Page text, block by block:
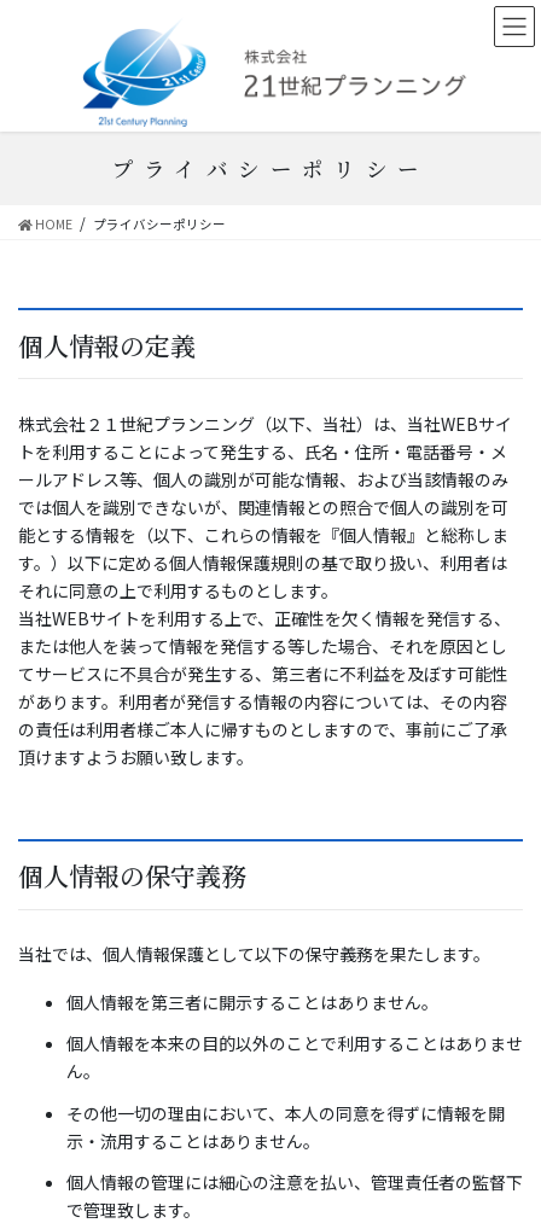
へ
ョ
プライバシーポリシー
HOME プライバシーポリシー
個人情報の定義
株式会社２１世紀プランニング（以下、当社）は、当社WEBサイ
トを利用することによって発生する、氏名・住所・電話番号・メ
ールアドレス等、個人の識別が可能な情報、および当該情報のみ
では個人を識別できないが、関連情報との照合で個人の識別を可
能とする情報を（以下、これらの情報を『個人情報』と総称しま
す。）以下に定める個人情報保護規則の基で取り扱い、利用者は
それに同意の上で利用するものとします。
当社WEBサイトを利用する上で、正確性を欠く情報を発信する、
または他人を装って情報を発信する等した場合、それを原因とし
てサービスに不具合が発生する、第三者に不利益を及ぼす可能性
があります。利用者が発信する情報の内容については、その内容
の責任は利用者様ご本人に帰すものとしますので、事前にご了承
頂けますようお願い致します。
個人情報の保守義務
当社では、個人情報保護として以下の保守義務を果たします。
個人情報を第三者に開示することはありません。
個人情報を本来の目的以外のことで利用することはありませ
ん。
その他一切の理由において、本人の同意を得ずに情報を開
示・流用することはありません。
個人情報の管理には細心の注意を払い、管理責任者の監督下
で管理致します。